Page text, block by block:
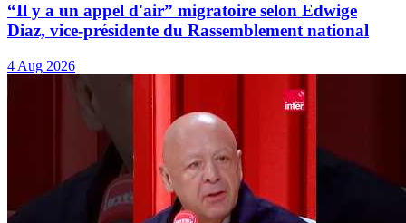
“Il y a un appel d'air” migratoire selon Edwige
Diaz, vice-présidente du Rassemblement national
4 Aug 2026